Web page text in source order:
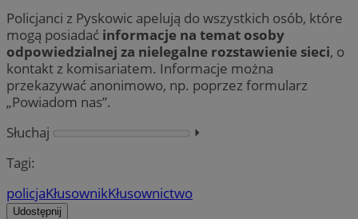
Policjanci z Pyskowic apelują do wszystkich osób, które
mogą posiadać informacje na temat osoby
odpowiedzialnej za nielegalne rozstawienie sieci, o
kontakt z komisariatem. Informacje można
przekazywać anonimowo, np. poprzez formularz
„Powiadom nas”.
Słuchaj
⏵︎
Tagi:
policjaKłusownikKłusownictwo
Udostępnij